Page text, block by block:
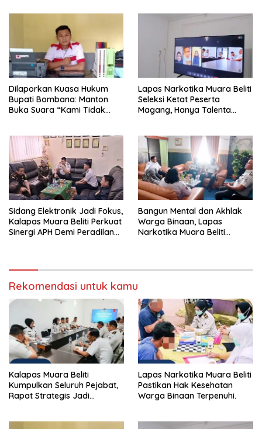
Dilaporkan Kuasa Hukum
Bupati Bombana: Manton
Buka Suara “Kami Tidak
Lapas Narkotika Muara Beliti
Seleksi Ketat Peserta
Magang, Hanya Talenta
Sidang Elektronik Jadi Fokus,
Kalapas Muara Beliti Perkuat
Sinergi APH Demi Peradilan
Bangun Mental dan Akhlak
Warga Binaan, Lapas
Narkotika Muara Beliti
Rekomendasi untuk kamu
Kalapas Muara Beliti
Kumpulkan Seluruh Pejabat,
Rapat Strategis Jadi
Lapas Narkotika Muara Beliti
Pastikan Hak Kesehatan
Warga Binaan Terpenuhi.